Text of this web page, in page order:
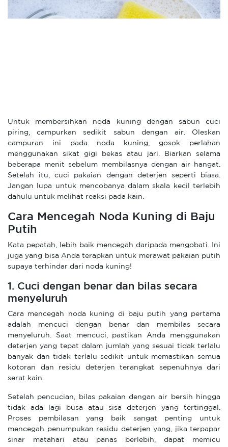
Untuk membersihkan noda kuning dengan sabun cuci
piring, campurkan sedikit sabun dengan air. Oleskan
campuran ini pada noda kuning, gosok perlahan
menggunakan sikat gigi bekas atau jari. Biarkan selama
beberapa menit sebelum membilasnya dengan air hangat.
Setelah itu, cuci pakaian dengan deterjen seperti biasa.
Jangan lupa untuk mencobanya dalam skala kecil terlebih
dahulu untuk melihat reaksi pada kain.
Cara Mencegah Noda Kuning di Baju
Putih
Kata pepatah, lebih baik mencegah daripada mengobati. Ini
juga yang bisa Anda terapkan untuk merawat pakaian putih
supaya terhindar dari noda kuning!
1. Cuci dengan benar dan bilas secara
menyeluruh
Cara mencegah noda kuning di baju putih yang pertama
adalah mencuci dengan benar dan membilas secara
menyeluruh. Saat mencuci, pastikan Anda menggunakan
deterjen yang tepat dalam jumlah yang sesuai tidak terlalu
banyak dan tidak terlalu sedikit untuk memastikan semua
kotoran dan residu deterjen terangkat sepenuhnya dari
serat kain.
Setelah pencucian, bilas pakaian dengan air bersih hingga
tidak ada lagi busa atau sisa deterjen yang tertinggal.
Proses pembilasan yang baik sangat penting untuk
mencegah penumpukan residu deterjen yang, jika terpapar
sinar matahari atau panas berlebih, dapat memicu